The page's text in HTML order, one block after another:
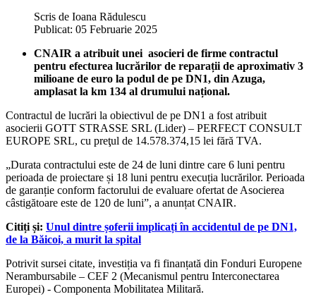
Scris de Ioana Rădulescu
Publicat: 05 Februarie 2025
CNAIR a atribuit unei asocieri de firme contractul
pentru efecturea lucrărilor de reparații de aproximativ 3
milioane de euro la podul de pe DN1, din Azuga,
amplasat la km 134 al drumului național.
Contractul de lucrări la obiectivul de pe DN1 a fost atribuit
asocierii GOTT STRASSE SRL (Lider) – PERFECT CONSULT
EUROPE SRL, cu preţul de 14.578.374,15 lei fără TVA.
„Durata contractului este de 24 de luni dintre care 6 luni pentru
perioada de proiectare și 18 luni pentru execuția lucrărilor. Perioada
de garanție conform factorului de evaluare ofertat de Asocierea
câstigătoare este de 120 de luni”, a anunțat CNAIR.
Citiți și: Unul dintre șoferii implicați în accidentul de pe DN1,
de la Băicoi, a murit la spital
Potrivit sursei citate, investiția va fi finanțată din Fonduri Europene
Nerambursabile – CEF 2 (Mecanismul pentru Interconectarea
Europei) - Componenta Mobilitatea Militară.